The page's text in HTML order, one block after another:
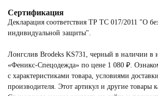
Сертификация
Декларация соответствия ТР ТС 017/2011 "О
индивидуальной защиты".
Лонгслив Brodeks KS731, черный в наличии в
«Феникс-Спецодежда» по цене 1 080 ₽.
с характеристиками товара, условиями
производителя. Этот артикул и другие товары